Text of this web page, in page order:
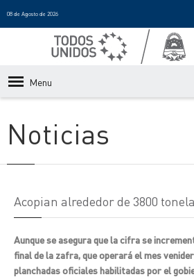
08 de Agosto de 2026
Menu
Noticias
Acopian alrededor de 3800
Aunque se asegura que la cifra se
final de la zafra, que operará el mes
planchadas oficiales habilitadas por el